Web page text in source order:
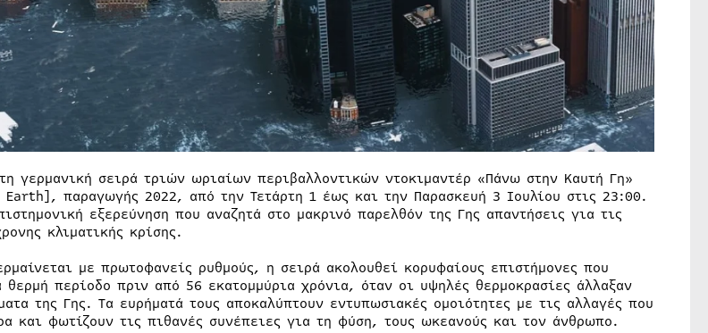
γερμανική σειρά τριών ωριαίων περιβαλλοντικών ντοκιμαντέρ «Πάνω στην Καυτή Γη»
παραγωγής 2022, από την Τετάρτη 1 έως και την Παρασκευή 3 Ιουλίου στις 23:00.
εξερεύνηση που αναζητά στο μακρινό παρελθόν της Γης απαντήσεις για τις
κλιματικής κρίσης.
με πρωτοφανείς ρυθμούς, η σειρά ακολουθεί κορυφαίους επιστήμονες που
θερμή περίοδο πριν από 56 εκατομμύρια χρόνια, όταν οι υψηλές θερμοκρασίες άλλαξαν
της Γης. Τα ευρήματά τους αποκαλύπτουν εντυπωσιακές ομοιότητες με τις αλλαγές που
και φωτίζουν τις πιθανές συνέπειες για τη φύση, τους ωκεανούς και τον άνθρωπο.